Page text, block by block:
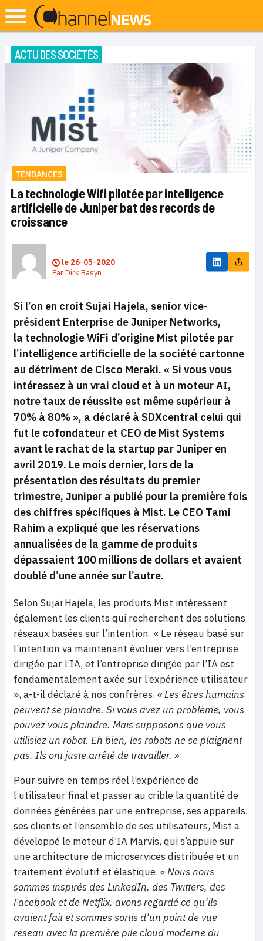
ACTU DES SOCIÉTÉS
TENDANCES
La technologie Wifi pilotée par intelligence
artificielle de Juniper bat des records de
croissance
le 26-05-2020
ParDirk Basyn
Si l’on en croit Sujai Hajela, senior vice-
président Enterprise de Juniper Networks,
la technologie WiFi d’origine Mist pilotée par
l’intelligence artificielle de la société cartonne
au détriment de Cisco Meraki. « Si vous vous
intéressez à un vrai cloud et à un moteur AI,
notre taux de réussite est même supérieur à
70% à 80% », a déclaré à SDXcentral celui qui
fut le cofondateur et CEO de Mist Systems
avant le rachat de la startup par Juniper en
avril 2019. Le mois dernier, lors de la
présentation des résultats du premier
trimestre, Juniper a publié pour la première fois
des chiffres spécifiques à Mist. Le CEO Tami
Rahim a expliqué que les réservations
annualisées de la gamme de produits
dépassaient 100 millions de dollars et avaient
doublé d’une année sur l’autre.
Selon Sujai Hajela, les produits Mist intéressent
également les clients qui recherchent des solutions
réseaux basées sur l’intention. « Le réseau basé sur
l’intention va maintenant évoluer vers l’entreprise
dirigée par l’IA, et l’entreprise dirigée par l’IA est
fondamentalement axée sur l’expérience utilisateur
», a-t-il déclaré à nos confrères. « Les êtres humains
peuvent se plaindre. Si vous avez un problème, vous
pouvez vous plaindre. Mais supposons que vous
utilisiez un robot. Eh bien, les robots ne se plaignent
pas. Ils ont juste arrêté de travailler. »
Pour suivre en temps réel l’expérience de
l’utilisateur final et passer au crible la quantité de
données générées par une entreprise, ses appareils,
ses clients et l’ensemble de ses utilisateurs, Mist a
développé le moteur d’IA Marvis, qui s’appuie sur
une architecture de microservices distribuée et un
traitement évolutif et élastique. « Nous nous
sommes inspirés des LinkedIn, des Twitters, des
Facebook et de Netflix, avons regardé ce qu’ils
avaient fait et sommes sortis d’un point de vue
réseau avec la première pile cloud moderne du